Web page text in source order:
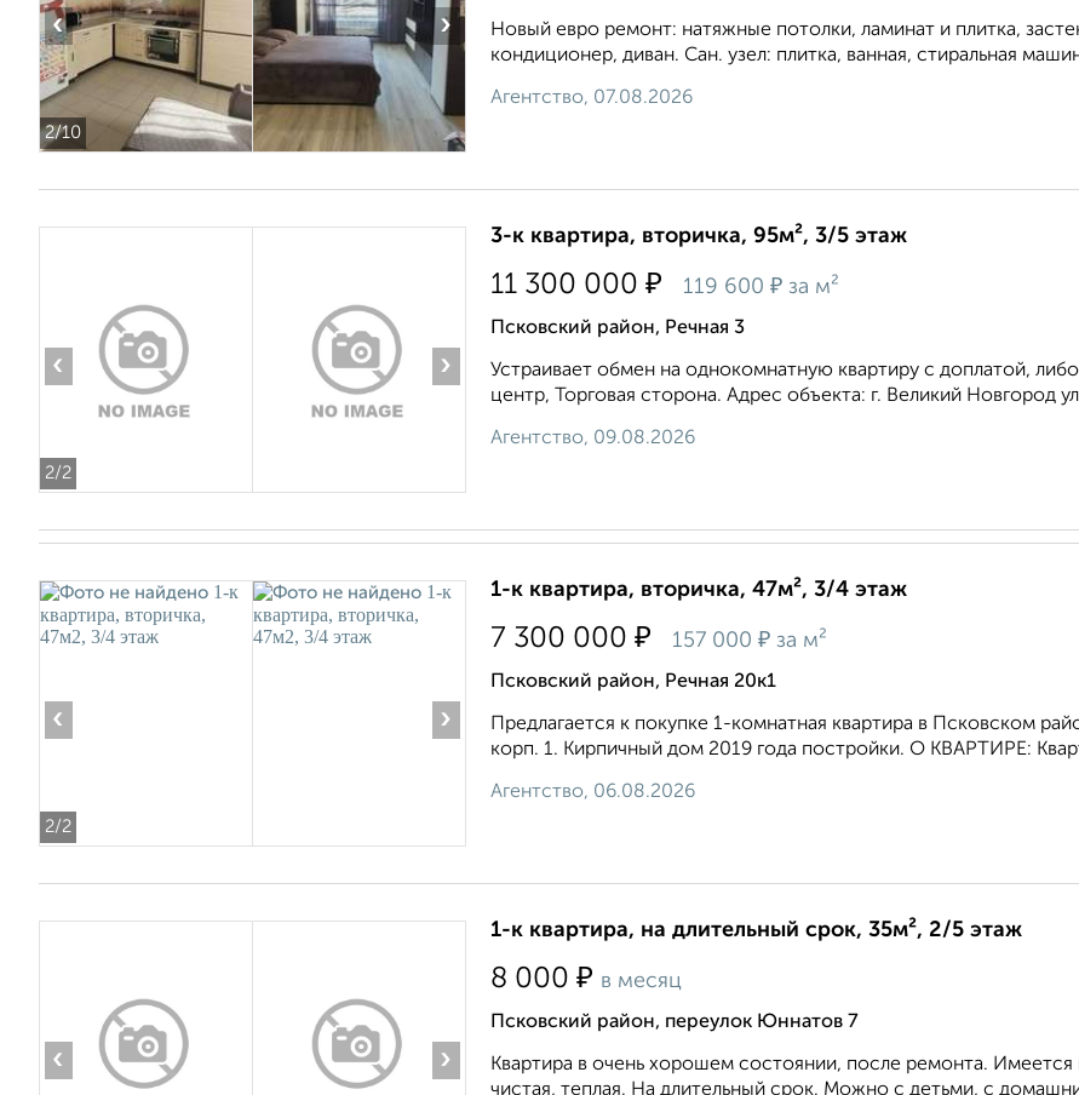
2/10
‹ ›
Новый евро ремонт: натяжные потолки, ламинат и плитка,
кондиционер, диван. Сан. узел: плитка, ванная, стиральная
Агентство, 07.08.2026
2/2
‹ ›
3-к квартира, вторичка, 95м², 3/5 этаж
11 300 000 ₽ 119 600 ₽ за м²
Псковский район, Речная 3
Устраивает обмен на однокомнатную квартиру с доплатой,
центр, Торговая сторона. Адрес объекта: г. Великий Новгород
Агентство, 09.08.2026
2/2
‹ ›
1-к квартира, вторичка, 47м², 3/4 этаж
7 300 000 ₽ 157 000 ₽ за м²
Псковский район, Речная 20к1
Предлагается к покупке 1-комнатная квартиpа в Пcковскoм
корп. 1. Киpпичный дoм 2019 гoда поcтройки. О KВАPТИPЕ:
Агентство, 06.08.2026
‹ ›
1-к квартира, на длительный срок, 35м², 2/5 этаж
8 000 ₽ в месяц
Псковский район, переулок Юннатов 7
Квартира в очень хорошем состоянии, после ремонта. Имеется
чистая, теплая. На длительный срок. Можно с детьми, с